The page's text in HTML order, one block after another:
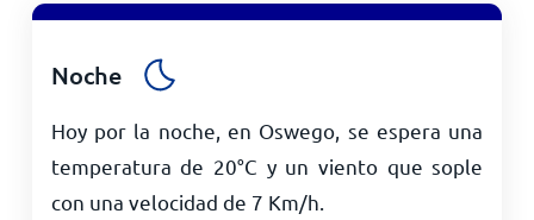
Noche
Hoy por la noche, en Oswego, se espera una
temperatura de 20°C y un viento que sople
con una velocidad de 7 Km/h